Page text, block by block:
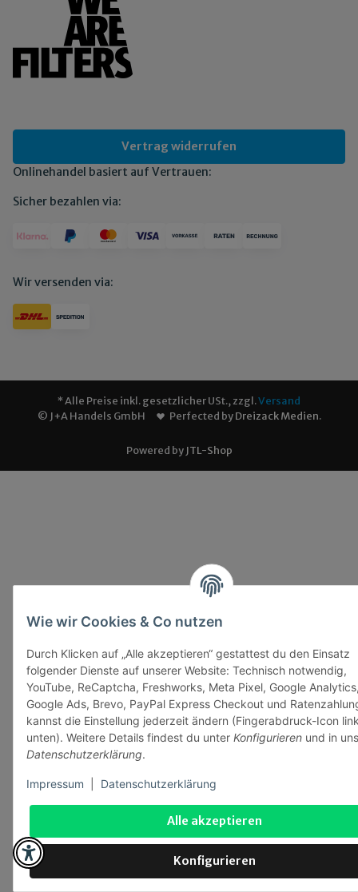
Alle akzeptieren
Konfigurieren
Wie wir Cookies & Co nutzen
Durch Klicken auf „Alle akzeptieren“ gestattest du den Einsatz
folgender Dienste auf unserer Website: Technisch notwendig,
YouTube, ReCaptcha, Freshworks, Meta Pixel, Google
Google Ads, Brevo, PayPal Express Checkout und
kannst die Einstellung jederzeit ändern (Fingerabdruck-Icon
unten). Weitere Details findest du unter Konfigurieren und in
Datenschutzerklärung.
Impressum Datenschutzerklärung
Vertrag widerrufen
Onlinehandel basiert auf Vertrauen:
Sicher bezahlen via:
Wir versenden via:
* Alle Preise inkl. gesetzlicher USt., zzgl.Versand
© J+A Handels GmbH
Perfected byDreizack Medien.
Powered by JTL-Shop